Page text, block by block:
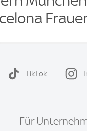
TikTok
Für